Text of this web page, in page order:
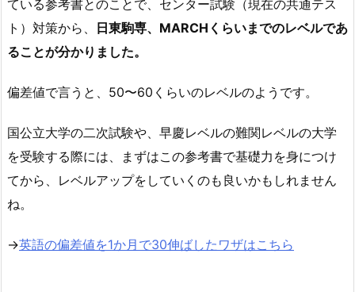
ている参考書とのことで、センター試験（現在の共通テス
ト）対策から、
日東駒専、MARCHくらいまでのレベルであ
ることが分かりました。
偏差値で言うと、50〜60くらいのレベルのようです。
国公立大学の二次試験や、早慶レベルの難関レベルの大学
を受験する際には、まずはこの参考書で基礎力を身につけ
てから、レベルアップをしていくのも良いかもしれません
ね。
→英語の偏差値を1か月で30伸ばしたワザはこちら